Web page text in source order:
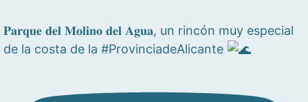
𝐏𝐚𝐫𝐪𝐮𝐞 𝐝𝐞𝐥 𝐌𝐨𝐥𝐢𝐧𝐨 𝐝𝐞𝐥 𝐀𝐠𝐮𝐚, un rincón muy especial
de la costa de la #ProvinciadeAlicante